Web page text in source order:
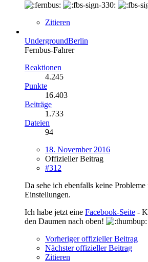
Zitieren
UndergroundBerlin
Fernbus-Fahrer
Reaktionen
4.245
Punkte
16.403
Beiträge
1.733
Dateien
94
18. November 2016
Offizieller Beitrag
#312
Da sehe ich ebenfalls keine
Einstellungen.
Ich habe jetzt eine Facebook-Seite -
den Daumen nach oben!
Vorheriger offizieller Beitrag
Nächster offizieller Beitrag
Zitieren